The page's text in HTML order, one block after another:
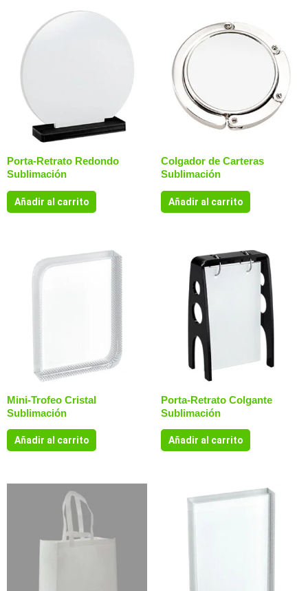
Porta-Retrato Redondo
Sublimación
Añadir al carrito
Colgador de Carteras
Sublimación
Añadir al carrito
Mini-Trofeo Cristal
Sublimación
Añadir al carrito
Porta-Retrato Colgante
Sublimación
Añadir al carrito